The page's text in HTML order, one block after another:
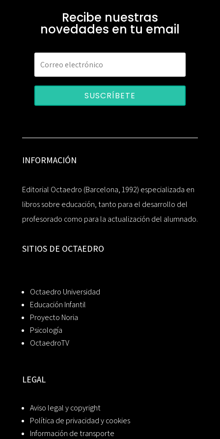
Recibe nuestras
novedades en tu email
SUSCRÍBETE
INFORMACIÓN
Editorial Octaedro (Barcelona, 1992) especializada en
libros sobre educación, tanto para el desarrollo del
profesorado como para la actualización del alumnado.
SITIOS DE OCTAEDRO
Octaedro Universidad
Educación Infantil
Proyecto Noria
Psicología
OctaedroTV
LEGAL
Aviso legal y copyright
Política de privacidad y cookies
Información de transporte